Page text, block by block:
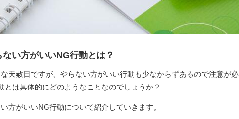
ない方がいいNG行動とは？
天赦日ですが、やらない方がいい行動も少なからずあるので注意が必
とは具体的にどのようなことなのでしょうか？
方がいいNG行動について紹介していきます。